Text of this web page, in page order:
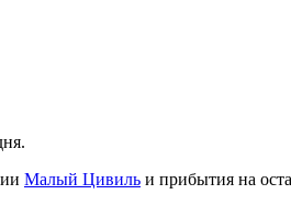
Малый Цивиль и прибытия на